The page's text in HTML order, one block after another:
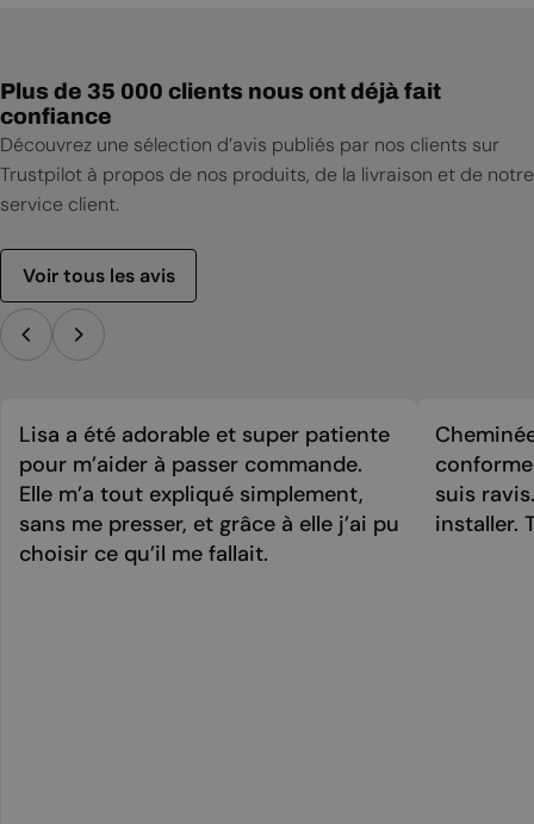
Plus de 35 000 clients nous ont déjà fait
confiance
Découvrez une sélection d’avis publiés par nos clients sur
Trustpilot à propos de nos produits, de la livraison et de notre
service client.
Voir tous les avis
Lisa a été adorable et super patiente
pour m’aider à passer commande.
Elle m’a tout expliqué simplement,
sans me presser, et grâce à elle j’ai pu
choisir ce qu’il me fallait.
suis
installer.